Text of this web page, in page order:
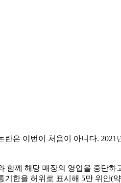
란은 이번이 처음이 아니다.
함께 해당 매장의 영업을 중단
기한을 허위로 표시해 5만 위안(